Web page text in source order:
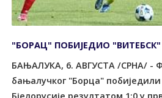
"БОРАЦ" ПОБИЈЕДИО "ВИТЕБСК"
БАЊАЛУКА, 6. АВГУСТА /СРНА/ -
бањалучког "Борца"